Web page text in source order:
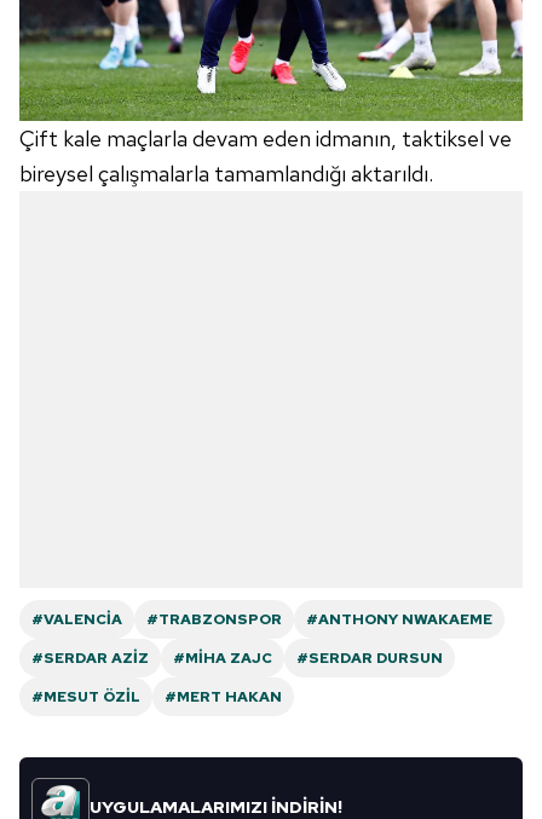
Çift kale maçlarla devam eden idmanın, taktiksel ve
bireysel çalışmalarla tamamlandığı aktarıldı.
#VALENCIA #TRABZONSPOR
#ANTHONY NWAKAEME
#SERDAR AZIZ
#MIHA ZAJC
#SERDAR DURSUN
#MESUT ÖZIL
#MERT HAKAN
UYGULAMALARIMIZI İNDİRİN!